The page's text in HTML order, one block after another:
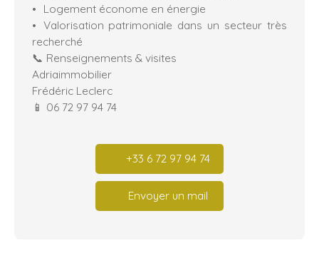
Logement économe en énergie
Valorisation patrimoniale dans un secteur très
recherché
📞 Renseignements & visites
Adriaimmobilier
Frédéric Leclerc
📱 06 72 97 94 74
+33 6 72 97 94 74
Envoyer un mail